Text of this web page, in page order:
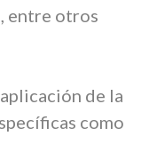
entre otros
de la
como